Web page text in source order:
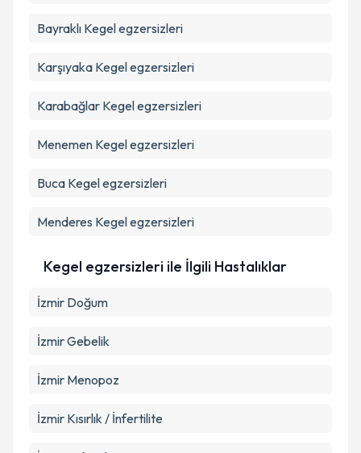
Bayraklı Kegel egzersizleri
Karşıyaka Kegel egzersizleri
Karabağlar Kegel egzersizleri
Menemen Kegel egzersizleri
Buca Kegel egzersizleri
Menderes Kegel egzersizleri
Kegel egzersizleri ile İlgili Hastalıklar
İzmir Doğum
İzmir Gebelik
İzmir Menopoz
İzmir Kısırlık / İnfertilite